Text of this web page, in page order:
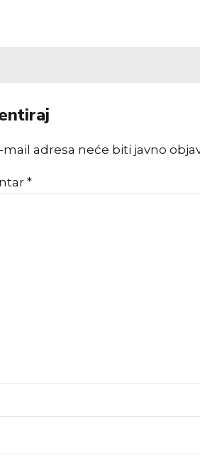
mail adresa neće biti javno
*